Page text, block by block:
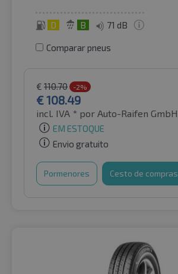
D B 71 dB
Comparar pneus
€ 110.70 -2%
€108.49
incl. IVA * por Auto-Raifen GmbH
EM ESTOQUE
Envio gratuito
Pormenores Cesto de compras